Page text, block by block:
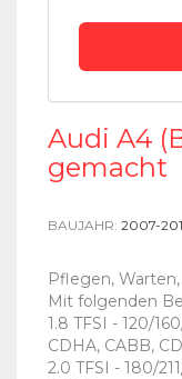
Audi A4
gemacht
BAUJAHR: 2007-
Pflegen,
Mit folgenden
1.8 TFSI - 120/
CDHA, CABB,
2.0 TFSI - 180/